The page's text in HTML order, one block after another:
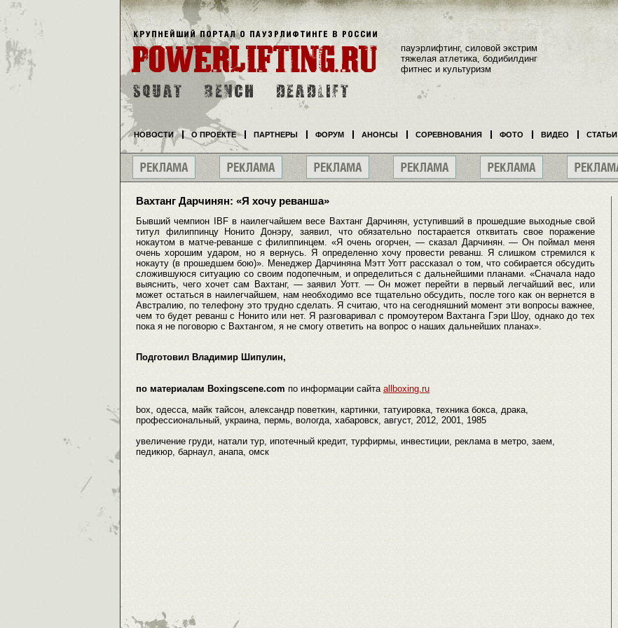
Вахтанг Дарчинян: «Я хочу реванша»
Бывший чемпион IBF в наилегчайшем весе Вахтанг Дарчинян, уступивший в прошедшие выходные свой
титул филиппинцу Нонито Донэру, заявил, что обязательно постарается отквитать свое поражение
нокаутом в матче-реванше с филиппинцем. «Я очень огорчен, — сказал Дарчинян. — Он поймал меня
очень хорошим ударом, но я вернусь. Я определенно хочу провести реванш. Я слишком стремился к
нокауту (в прошедшем бою)». Менеджер Дарчиняна Мэтт Уотт рассказал о том, что собирается обсудить
сложившуюся ситуацию со своим подопечным, и определиться с дальнейшими планами. «Сначала надо
выяснить, чего хочет сам Вахтанг, — заявил Уотт. — Он может перейти в первый легчайший вес, или
может остаться в наилегчайшем, нам необходимо все тщательно обсудить, после того как он вернется в
Австралию, по телефону это трудно сделать. Я считаю, что на сегодняшний момент эти вопросы важнее,
чем то будет реванш с Нонито или нет. Я разговаривал с промоутером Вахтанга Гэри Шоу, однако до тех
пока я не поговорю с Вахтангом, я не смогу ответить на вопрос о наших дальнейших планах».
Подготовил Владимир Шипулин,
по материалам Boxingscene.com по информации сайта allboxing.ru
box, одесса, майк тайсон, александр поветкин, картинки, татуировка, техника бокса, драка,
профессиональный, украина, пермь, вологда, хабаровск, август, 2012, 2001, 1985
увеличение груди, натали тур, ипотечный кредит, турфирмы, инвестиции, реклама в метро, заем,
педикюр, барнаул, анапа, омск
пауэрлифтинг, силовой экстрим
тяжелая атлетика, бодибилдинг
фитнес и культуризм
НОВОСТИ О ПРОЕКТЕ ПАРТНЕРЫ ФОРУМ АНОНСЫ СОРЕВНОВАНИЯ ФОТО ВИДЕО СТАТЬИ